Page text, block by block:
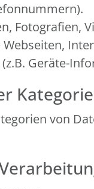
Fotografien,
Geräte-
von